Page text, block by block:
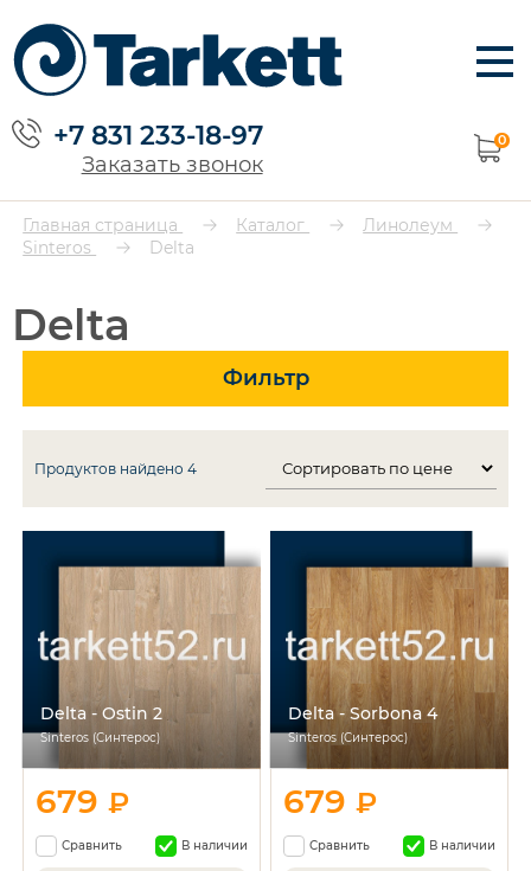
+7 831 233-18-97
Заказать звонок
0
Главная страница Каталог
Линолеум
Sinteros
Delta
Delta
Фильтр
Продуктов найдено4
Delta - Ostin 2
Sinteros (Синтерос)
679₽
Сравнить В наличии
Delta - Sorbona 4
Sinteros (Синтерос)
679₽
Сравнить В наличии